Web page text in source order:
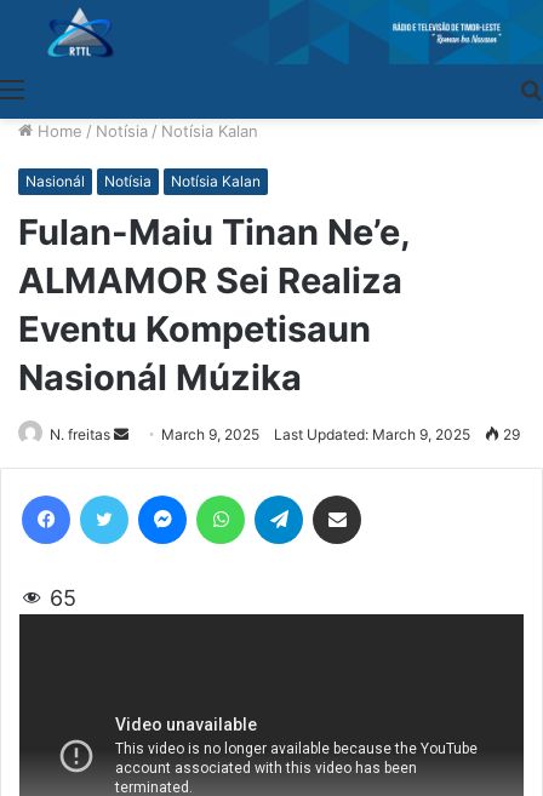
Home / Notísia / Notísia Kalan
Nasionál Notísia Notísia Kalan
Fulan-Maiu Tinan Ne’e,
ALMAMOR Sei Realiza
Eventu Kompetisaun
Nasionál Múzika
N. freitas
Send
an
email
March 9, 2025 Last Updated: March 9, 2025 29
65